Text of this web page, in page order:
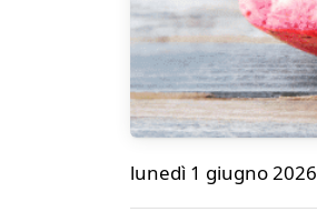
lunedì 1 giugno 2026
Bene Naturalproducts